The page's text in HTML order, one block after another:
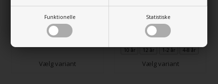
Funktionelle Statistiske
176,00 DKK
14 varianter
Vælg variant
Mood Slipover Kid
183,00 DKK
10 år 12 år 1-2 år 4-8 år
Vælg variant